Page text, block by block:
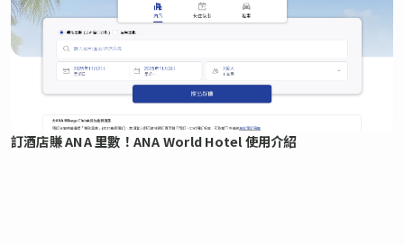
訂酒店賺 ANA 里數！ANA World Hotel 使用介紹